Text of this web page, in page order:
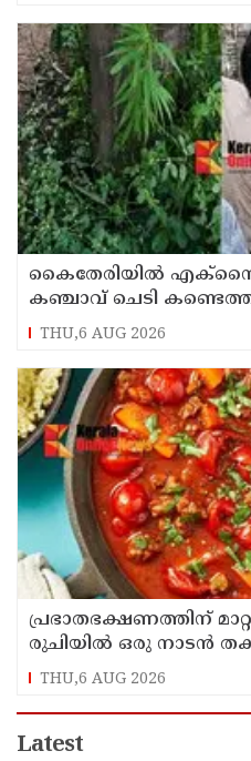
കൈതേരിയിൽ
കഞ്ചാവ് ചെടി
THU,6 AUG 2026
പ്രഭാതഭക്ഷണത്തിന്
രുചിയിൽ ഒരു നാടൻ
THU,6 AUG 2026
Latest